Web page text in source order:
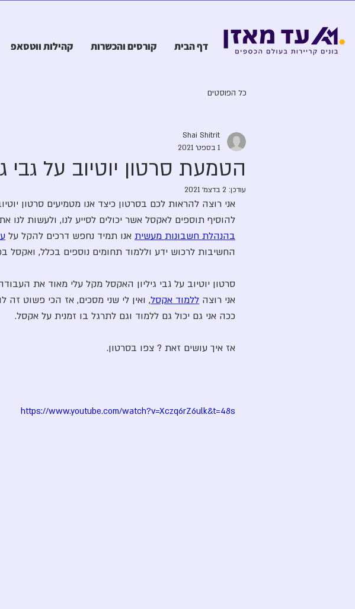
דף הבית קורסים והכשרות קהילות ווטסאפ
כל הפוסטים
הטמעת סרטון יוטיוב על גבי
Shai Shitrit
1 בספט׳ 2021
עודכן: 2 בדצמ׳ 2021
אני רוצה להראות לכם בסרטון כיצד אנו מטמיעים סרטון
להוסיף תוספים לאקסל אשר יכולים לסייע לנו, ולעשות לנו
בהנהלת חשבונות מעשית אנו תמיד נחפש דרכים להקל על
החשיבות לרכוש ידע וללמוד תחומים נוספים בכלל, ואקסל
סרטון יוטיוב על גבי גיליון האקסל מקל עלי מאוד את
אני רוצה ללמוד אקסל, ואין לי שני מסכים, אז הכי פשוט זה
ככה אני גם יכול גם ללמוד וגם לתרגל בו זמנית על אקסל.
אז איך עושים זאת ? צפו בסרטון.
https://www.youtube.com/watch?v=Xczq6rZ6ulk&t=48s